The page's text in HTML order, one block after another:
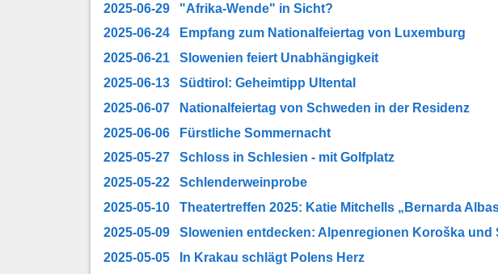
2025-06-29 "Afrika-Wende" in Sicht?
2025-06-24 Empfang zum Nationalfeiertag von Luxemburg
2025-06-21 Slowenien feiert Unabhängigkeit
2025-06-13 Südtirol: Geheimtipp Ultental
2025-06-07 Nationalfeiertag von Schweden in der Residenz
2025-06-06 Fürstliche Sommernacht
2025-05-27 Schloss in Schlesien - mit Golfplatz
2025-05-22 Schlenderweinprobe
2025-05-10 Theatertreffen 2025: Katie Mitchells „Bernarda
2025-05-09 Slowenien entdecken: Alpenregionen Koroška und
2025-05-05 In Krakau schlägt Polens Herz